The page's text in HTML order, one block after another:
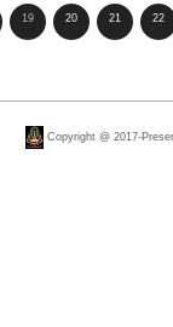
19 20 21 22
Copyright @ 2017-